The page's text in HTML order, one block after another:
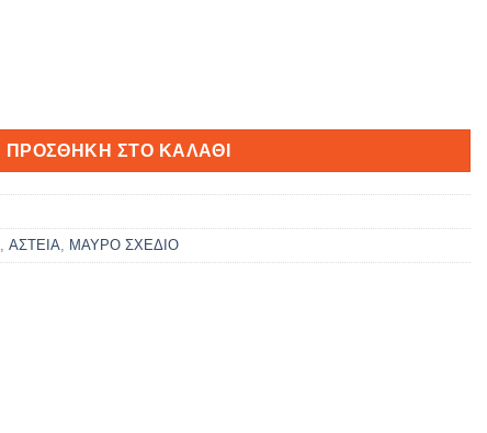
ΠΡΟΣΘΉΚΗ ΣΤΟ ΚΑΛΆΘΙ
, ΑΣΤΕΙΑ, ΜΑΥΡΟ ΣΧΕΔΙΟ